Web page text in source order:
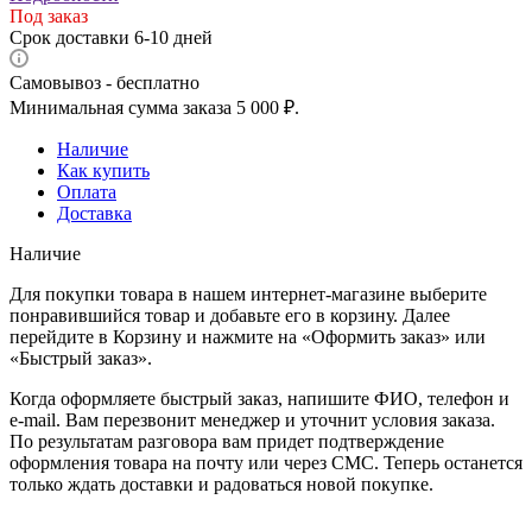
Под заказ
Срок доставки 6-10 дней
Самовывоз - бесплатно
Минимальная сумма заказа 5 000 ₽.
Наличие
Как купить
Оплата
Доставка
Наличие
Для покупки товара в нашем интернет-магазине выберите
понравившийся товар и добавьте его в корзину. Далее
перейдите в Корзину и нажмите на «Оформить заказ» или
«Быстрый заказ».
Когда оформляете быстрый заказ, напишите ФИО, телефон и
e-mail. Вам перезвонит менеджер и уточнит условия заказа.
По результатам разговора вам придет подтверждение
оформления товара на почту или через СМС. Теперь останется
только ждать доставки и радоваться новой покупке.